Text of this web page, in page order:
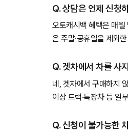
Q. 상담은 언제 신청
오토캐시백 혜택은 매월
은 주말·공휴일을 제외
Q. 겟차에서 차를 사
네, 겟차에서 구매하지
이상 트럭·특장차 등 일
Q. 신청이 불가능한